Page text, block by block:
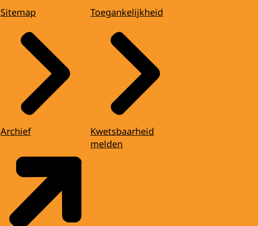
Sitemap
Archief
Toegankelijkheid
Kwetsbaarheid
melden